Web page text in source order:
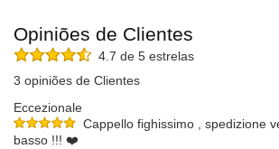
Opiniões de Clientes
4.7 de 5 estrelas
3 opiniões de Clientes
Eccezionale
Cappello fighissimo , spedizione
basso !!! ❤️